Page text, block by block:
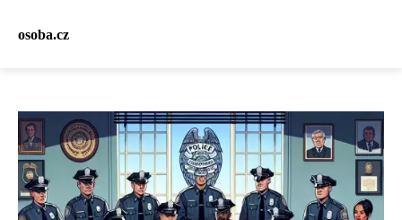
osoba.cz